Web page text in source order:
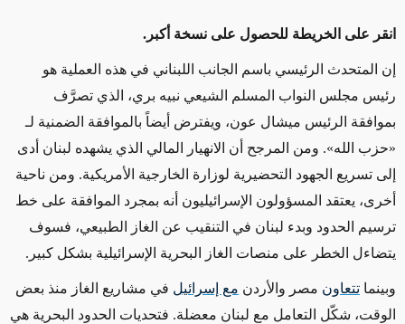
انقر على الخريطة للحصول على نسخة أكبر.
إن المتحدث الرئيسي باسم الجانب اللبناني في هذه العملية هو
رئيس مجلس النواب المسلم الشيعي نبيه بري، الذي تصرَّف
بموافقة الرئيس ميشال عون، ويفترض أيضاً بالموافقة الضمنية لـ
«حزب الله». ومن المرجح أن الانهيار المالي الذي يشهده لبنان أدى
إلى تسريع الجهود التحضيرية لوزارة الخارجية الأمريكية. ومن ناحية
أخرى، يعتقد المسؤولون الإسرائيليون أنه بمجرد الموافقة على خط
ترسيم الحدود وبدء لبنان في التنقيب عن الغاز الطبيعي، فسوف
يتضاءل الخطر على منصات الغاز البحرية الإسرائيلية بشكل كبير.
وبينما تتعاون مصر والأردن مع إسرائيل في مشاريع الغاز منذ بعض
الوقت، شكّل التعامل مع لبنان معضلة. فتحديات الحدود البحرية هي